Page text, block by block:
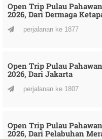
Open Trip Pulau
2026, Dari Dermaga
perjalanan ke 1877
Open Trip Pulau
2026, Dari Jakarta
perjalanan ke 1807
Open Trip Pulau
2026, Dari Pelabuhan